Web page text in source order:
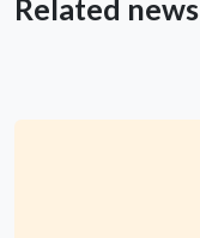
Related news